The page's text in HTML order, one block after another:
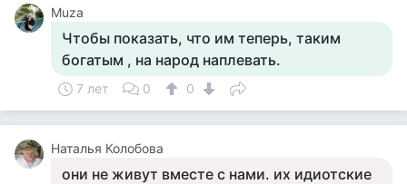
Muza
Чтобы показать, что им теперь, таким
богатым , на народ наплевать.
7 лет 0 0
Наталья Колобова
они не живут вместе с нами. их идиотские